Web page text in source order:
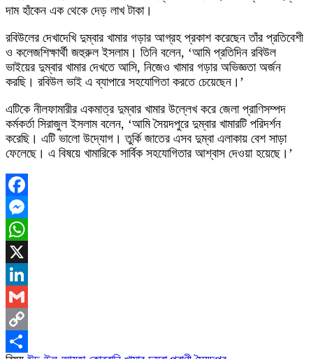
দাম হাঁকেন এক থেকে দেড় লাখ টাকা।
রবিউলের দেখাদেখি দুম্বার খামার গড়ার আগ্রহ প্রকাশ করেছেন তাঁর প্রতিবেশী
ও কলেজশিক্ষার্থী জহুরুল ইসলাম। তিনি বলেন, ‘আমি প্রতিদিন রবিউল
ভাইয়ের দুম্বার খামার দেখতে আসি, নিজেও খামার গড়ার অভিজ্ঞতা অর্জন
করছি। রবিউল ভাই এ ব্যাপারে সহযোগিতা করতে চেয়েছেন।’
এটিকে নীলফামারীর একমাত্র দুম্বার খামার উল্লেখ করে জেলা প্রাণিসম্পদ
কর্মকর্তা সিরাজুল ইসলাম বলেন, ‘আমি সৈয়দপুরে দুম্বার খামারটি পরিদর্শন
করেছি। এটি ভালো উদ্যোগ। তুর্কি জাতের এসব দুম্বা এলাকায় বেশ সাড়া
ফেলেছে। এ বিষয়ে খামারিকে সার্বিক সহযোগিতার আশ্বাস দেওয়া হয়েছে।’
Facebook
Messenger
WhatsApp
X
LinkedIn
Gmail
Copy